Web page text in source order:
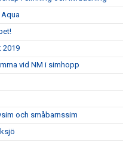
2019
vid NM i simhopp
och småbarnssim